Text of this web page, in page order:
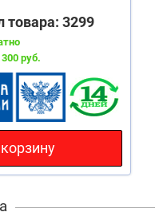
товара: 3299
руб.